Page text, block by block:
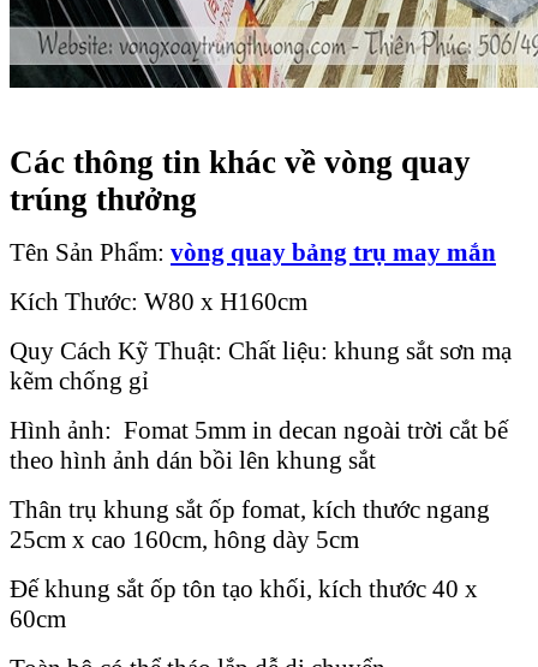
Các thông tin khác về vòng quay
trúng thưởng
Tên Sản Phẩm: vòng quay bảng trụ may mắn
Kích Thước: W80 x H160cm
Quy Cách Kỹ Thuật: Chất liệu: khung sắt sơn mạ
kẽm chống gỉ
Hình ảnh: Fomat 5mm in decan ngoài trời cắt bế
theo hình ảnh dán bồi lên khung sắt
Thân trụ khung sắt ốp fomat, kích thước ngang
25cm x cao 160cm, hông dày 5cm
Đế khung sắt ốp tôn tạo khối, kích thước 40 x
60cm